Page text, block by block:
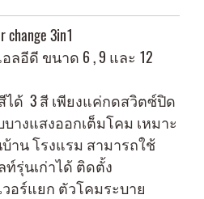
change 3in1
ลอีดี ขนาด 6 , 9 และ 12
ได้ 3 สี เพียงแค่กดสวิตซ์ปิด
างแสงออกเต็มโคม เหมาะ
าน โรงแรม สามารถใช้
รุ่นเก่าได้ ติดตั้ง
วอร์แยก ตัวโคมระบาย